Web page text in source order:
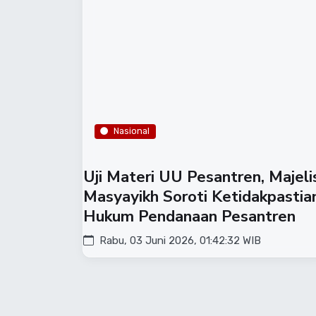
Nasional
Uji Materi UU Pesantren,
Masyayikh Soroti
Hukum Pendanaan Pesantren
Rabu, 03 Juni 2026, 01:42:32 WIB